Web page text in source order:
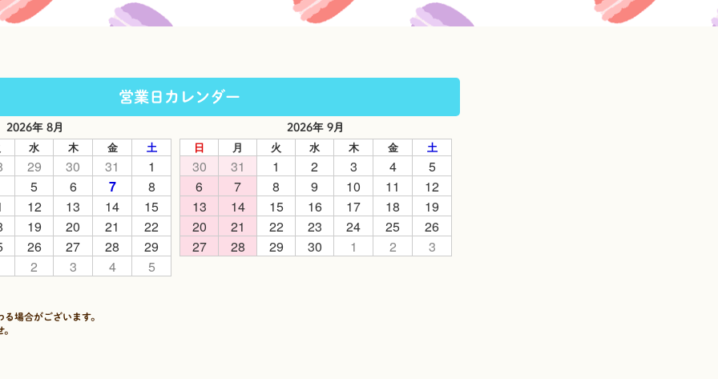
営業日カレンダー
2026年 8月
水 木 金 土
29 30 31
1
5 6 7
8
12 13 14
15
19 20 21
22
26 27 28
29
2 3 4 5
2026年 9月
日 月 火 水 木 金 土
30 31 1 2 3 4
5
6
7 8 9 10 11
12
13
14 15 16 17 18
19
20
21 22 23 24 25
26
27
28 29 30 1 2 3
場合がございます。